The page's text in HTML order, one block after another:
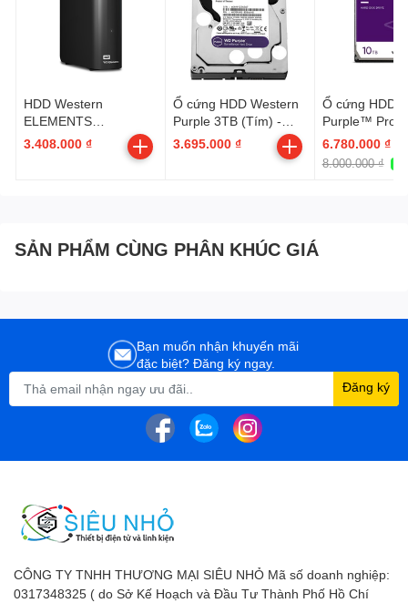
HDD Western
ELEMENTS
PORTABLE 4TB
3.408.000 ₫
Ổ cứng HDD Western
Purple 3TB (Tím) -
Hàng chính hãng
3.695.000 ₫
Ổ cứng HDD
Purple™ Pro
(Tím) - Hàng
hãng
6.780.000 ₫
8.000.000 ₫
SẢN PHẨM CÙNG PHÂN KHÚC GIÁ
Bạn muốn nhận khuyến mãi
đặc biệt? Đăng ký ngay.
Đăng ký
CÔNG TY TNHH THƯƠNG MẠI SIÊU NHỎ Mã số doanh nghiệp:
0317348325 ( do Sở Kế Hoạch và Đầu Tư Thành Phố Hồ Chí